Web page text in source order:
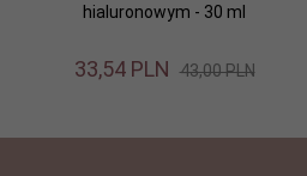
hialuronowym - 30 ml
33,54 PLN 43,00 PLN